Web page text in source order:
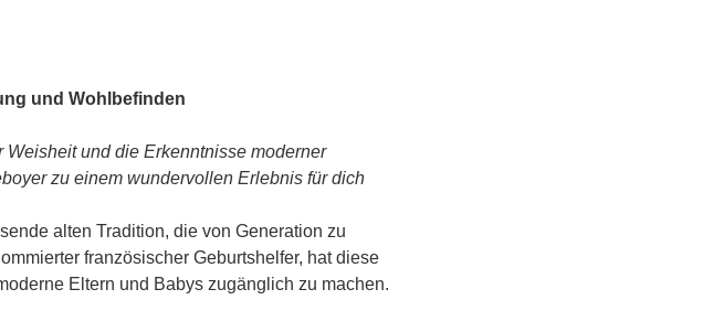
und Wohlbefinden
und die Erkenntnisse moderner
zu einem wundervollen Erlebnis für dich
alten Tradition, die von Generation zu
französischer Geburtshelfer, hat diese
Eltern und Babys zugänglich zu machen.